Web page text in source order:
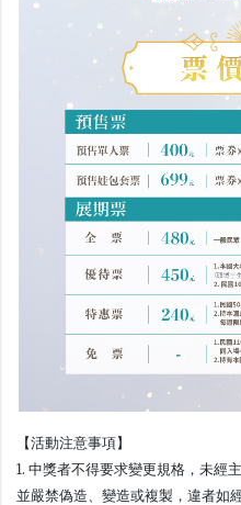
【活動注意事項】
1. 中獎者不得要求變更規格，未經
並嚴禁偽造、變造或複製，違者如